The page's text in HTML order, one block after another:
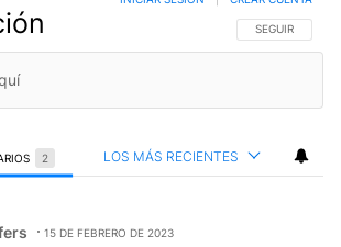
SIGA ESTA
SEGUIR
2 LOS MÁS RECIENTES
Corfers.
15 DE FEBRERO DE 2023